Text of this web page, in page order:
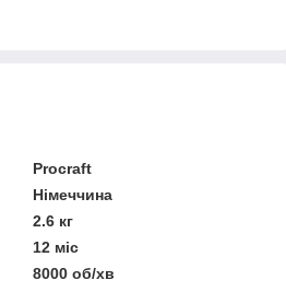
Procraft
Німеччина
2.6 кг
12 міс
8000 об/хв